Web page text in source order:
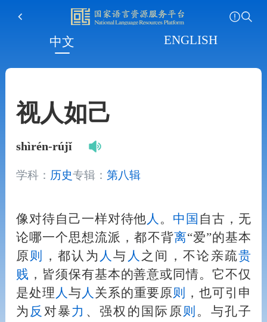
中文 ENGLISH
视人如己
shìrén-rújǐ
学科： 历史专辑： 第八辑
像对待自己一样对待他 人 。 中国 自古，无
论哪一个思想流派，都不背离“爱”的基本
原 则 ，都认为 人与 人 之间，不论亲疏贵
贱 ，皆须保有基本的善意或同情。它不仅
是处理 人 与 人 关系的重要原 则
，也可引申
为 反 对暴力 、强权的国际原 则 。与孔子